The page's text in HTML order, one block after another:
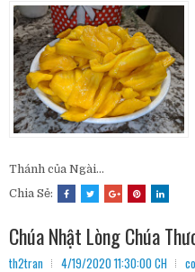
Thánh của Ngài...
Chia Sẻ:
Chúa Nhật Lòng Chúa
th2tran 4/19/2020 11:30:00 CH